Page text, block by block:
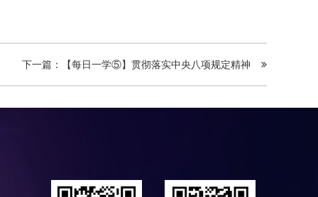
下一篇：【每日一学⑤】贯彻落实中央八项规定精神